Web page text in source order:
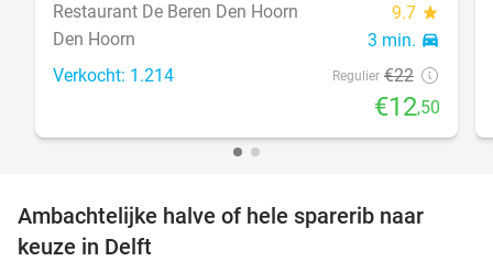
Restaurant De Beren Den Hoorn
9.7 star
Den Hoorn 3 min. directions_car
Verkocht: 1.214 Regulier €22
€12,50
Ambachtelijke halve of hele sparerib naar
keuze in Delft